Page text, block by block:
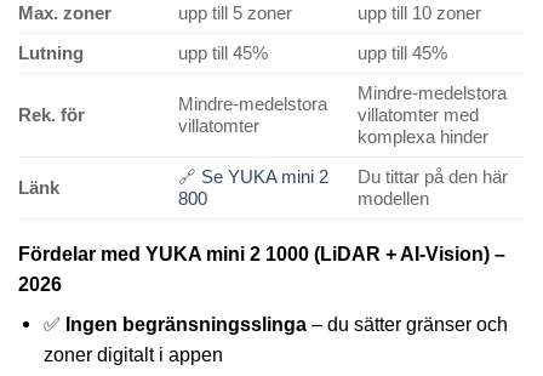
Max. zoner upp till 5 zoner upp till 10 zoner
Lutning upp till 45% upp till 45%
Rek. för
Mindre-medelstora
villatomter
Mindre-medelstora
villatomter med
komplexa hinder
Länk
🔗 Se YUKA mini 2
800
Du tittar på den här
modellen
Fördelar med YUKA mini 2 1000 (LiDAR + AI-Vision) –
2026
✅ Ingen begränsningsslinga – du sätter gränser och
zoner digitalt i appen